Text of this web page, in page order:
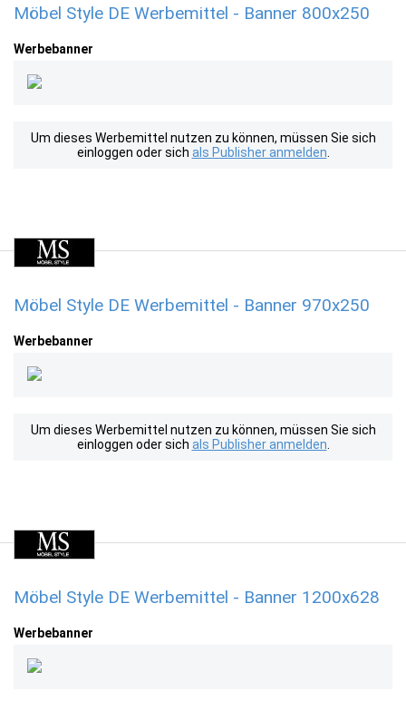
Möbel Style DE Werbemittel - Banner 800x250
Werbebanner
Um dieses Werbemittel nutzen zu können, müssen Sie sich
einloggen oder sich als Publisher anmelden
Möbel Style DE Werbemittel - Banner 970x250
Werbebanner
Um dieses Werbemittel nutzen zu können, müssen Sie sich
einloggen oder sich als Publisher anmelden
Möbel Style DE Werbemittel - Banner 1200x628
Werbebanner